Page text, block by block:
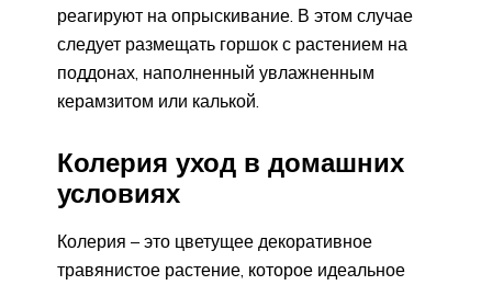
реагируют на опрыскивание. В этом случае
следует размещать горшок с растением на
поддонах, наполненный увлажненным
керамзитом или калькой.
Колерия уход в домашних
условиях
Колерия – это цветущее декоративное
травянистое растение, которое идеальное